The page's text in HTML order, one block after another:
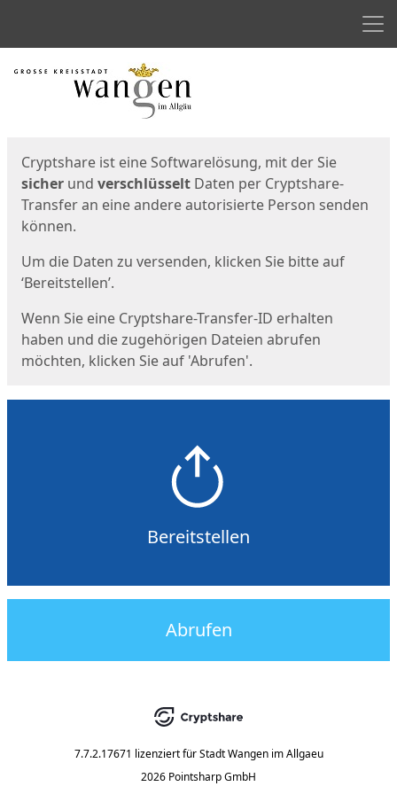
Start
Cryptshare ist eine Softwarelösung, mit der Sie
sicher und verschlüsselt Daten per Cryptshare-
Transfer an eine andere autorisierte Person senden
können.
Um die Daten zu versenden, klicken Sie bitte auf
‘Bereitstellen’.
Wenn Sie eine Cryptshare-Transfer-ID erhalten
haben und die zugehörigen Dateien abrufen
möchten, klicken Sie auf 'Abrufen'.
Bereitstellen
Abrufen
7.7.2.17671 lizenziert für Stadt Wangen im Allgaeu
2026 Pointsharp GmbH